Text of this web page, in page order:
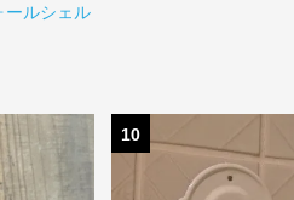
ールシェル
10